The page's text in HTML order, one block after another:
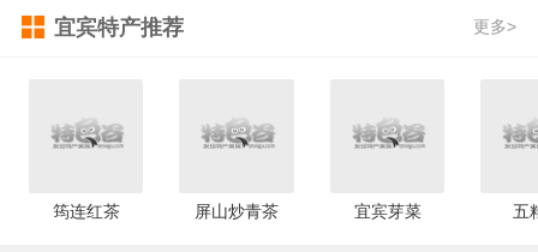
宜宾特产推荐 更多>
筠连红茶 屏山炒青茶 宜宾芽菜 五